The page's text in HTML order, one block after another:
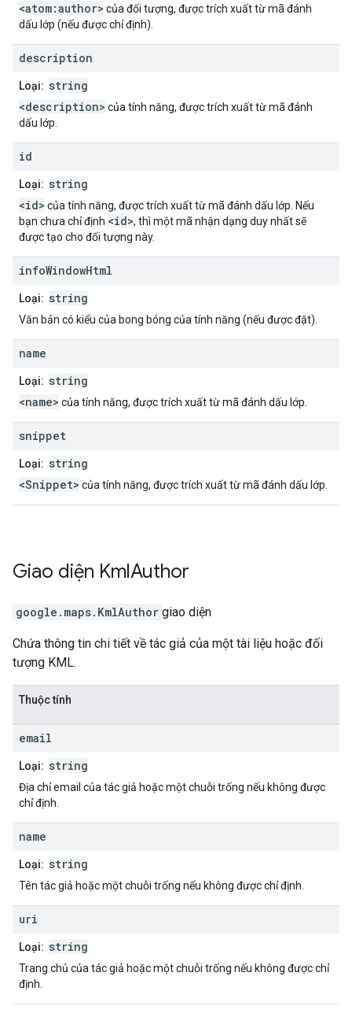
<atom:author> của đối tượng, được trích xuất từ mã đánh
dấu lớp (nếu được chỉ định).
description
Loại: string
<description> của tính năng, được trích xuất từ mã đánh
dấu lớp.
id
Loại: string
<id> của tính năng, được trích xuất từ mã đánh dấu lớp. Nếu
bạn chưa chỉ định <id>, thì một mã nhận dạng duy nhất sẽ
được tạo cho đối tượng này.
infoWindowHtml
Loại: string
Văn bản có kiểu của bong bóng của tính năng (nếu được đặt).
name
Loại: string
<name> của tính năng, được trích xuất từ mã đánh dấu lớp.
snippet
Loại: string
<Snippet> của tính năng, được trích xuất từ mã đánh dấu lớp.
Giao diện KmlAuthor
google.maps. KmlAuthor giao diện
Chứa thông tin chi tiết về tác giả của một tài liệu hoặc đối
tượng KML.
Thuộc tính
email
Loại: string
Địa chỉ email của tác giả hoặc một chuỗi trống nếu không được
chỉ định.
name
Loại: string
Tên tác giả hoặc một chuỗi trống nếu không được chỉ định.
uri
Loại: string
Trang chủ của tác giả hoặc một chuỗi trống nếu không được chỉ
định.